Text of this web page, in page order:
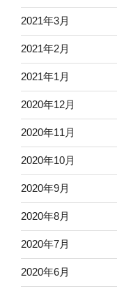
2021年3月
2021年2月
2021年1月
2020年12月
2020年11月
2020年10月
2020年9月
2020年8月
2020年7月
2020年6月